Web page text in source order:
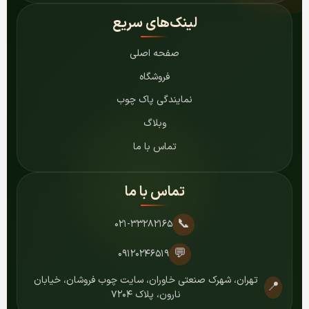
لینک‌های سریع
صفحه اصلی
فروشگاه
نمایندگی پاک چوب
وبلاگ
تماس با ما
تماس با ما
📞 ۰۲۱-۳۳۲۸۲۱۶۵
💬 ۰۹۱۲۰۲۴۶۵۱۹
📍
تهران، شهرک صنعتی خاوران، سایت چوب فروشان، خیابان
نارون، پلاک ۷۲۰۴